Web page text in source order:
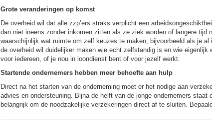
Grote veranderingen op komst
De overheid wil dat alle zzp’ers straks verplicht een
dan niet ineens zonder inkomen zitten als ze ziek worden of langere
waarschijnlijk wat ruimte om zelf keuzes te maken, bijvoorbeeld als je
de overheid wil duidelijker maken wie echt zelfstandig is en wie
voor iedereen, of je nou in loondienst bent of voor jezelf werkt.
Startende ondernemers hebben meer behoefte aan hulp
Direct na het starten van de onderneming moet er het nodige aan
advies en ondersteuning. Bijna de helft van de jonge ondernemers
belangrijk om de noodzakelijke verzekeringen direct af te sluiten.